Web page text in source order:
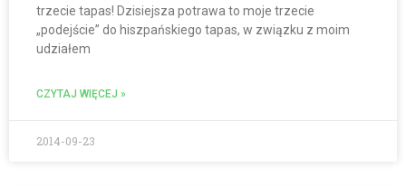
trzecie tapas! Dzisiejsza potrawa to moje trzecie
„podejście” do hiszpańskiego tapas, w związku z moim
udziałem
CZYTAJ WIĘCEJ »
2014-09-23